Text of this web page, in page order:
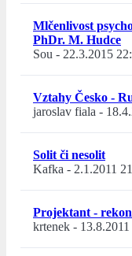
Mlčenlivost
PhDr. M. Hudce
Sou - 22.3.2015
Vztahy Česko -
jaroslav fiala -
Solit či nesolit
Kafka - 2.1.2011
Projektant -
krtenek -